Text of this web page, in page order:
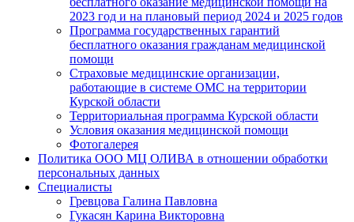
2023 год и на плановый период 2024 и 2025 годов
Программа государственных гарантий
бесплатного оказания гражданам медицинской
помощи
Страховые медицинские организации,
работающие в системе ОМС на территории
Курской области
Территориальная программа Курской области
Условия оказания медицинской помощи
Фотогалерея
Политика ООО МЦ ОЛИВА в отношении обработки
персональных данных
Специалисты
Гревцова Галина Павловна
Гукасян Карина Викторовна